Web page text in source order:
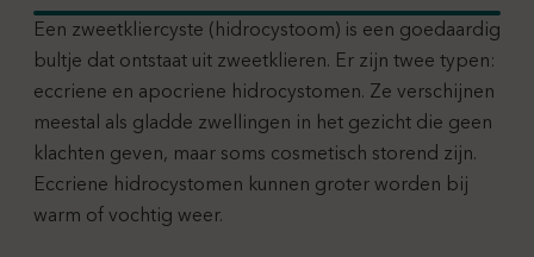
Een zweetkliercyste (hidrocystoom) is een goedaardig
bultje dat ontstaat uit zweetklieren. Er zijn twee typen:
eccriene en apocriene hidrocystomen. Ze verschijnen
meestal als gladde zwellingen in het gezicht die geen
klachten geven, maar soms cosmetisch storend zijn.
Eccriene hidrocystomen kunnen groter worden bij
warm of vochtig weer.